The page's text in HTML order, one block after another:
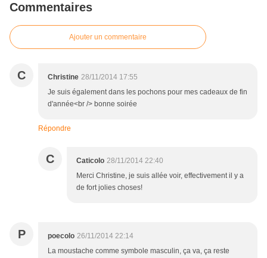
Commentaires
Ajouter un commentaire
C Christine 28/11/2014 17:55
Je suis également dans les pochons pour mes cadeaux de fin
d'année<br /> bonne soirée
Répondre
C Caticolo 28/11/2014 22:40
Merci Christine, je suis allée voir, effectivement il y a
de fort jolies choses!
P poecolo 26/11/2014 22:14
La moustache comme symbole masculin, ça va, ça reste